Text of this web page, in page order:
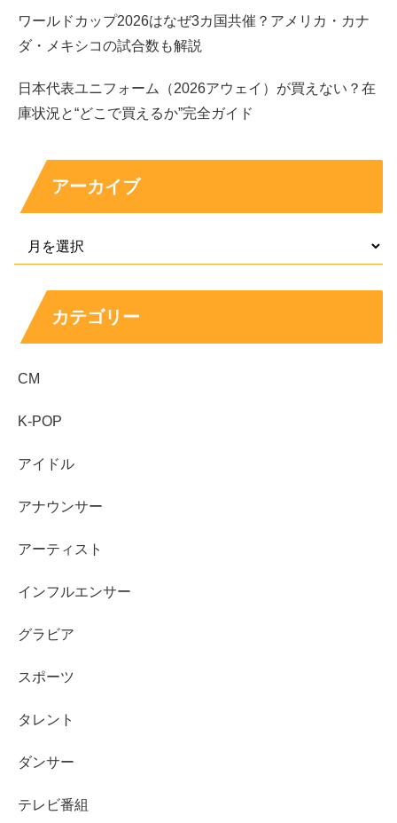
ることから、
他の女性メンバーから苦言が漏れ、暗雲が立ち込めた雰囲
気が漂います。
ト）
ィラに招待し、
ワールドカップ2026はなぜ3カ国共催？アメリカ・カナ
ダ・メキシコの試合数も解説
日本代表ユニフォーム（2026アウェイ）が買えない？在
庫状況と“どこで買えるか”完全ガイド
アーカイブ
カテゴリー
CM
K-POP
アイドル
アナウンサー
アーティスト
インフルエンサー
グラビア
スポーツ
タレント
ダンサー
テレビ番組